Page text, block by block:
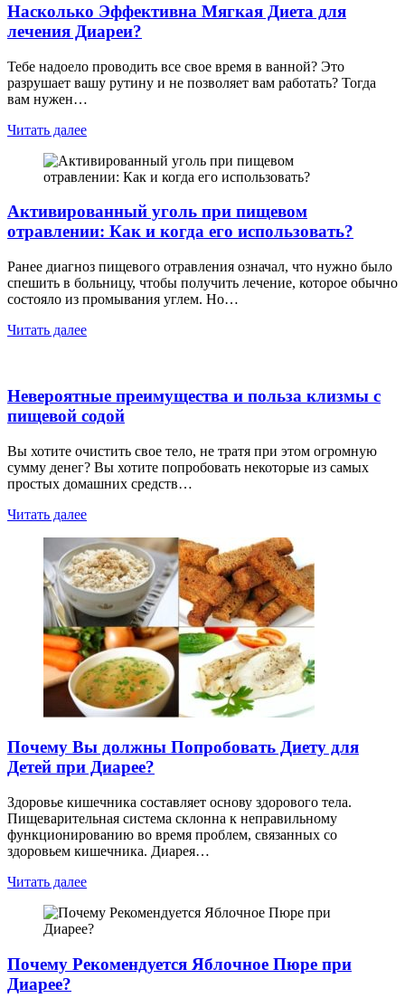
Насколько Эффективна Мягкая Диета для
лечения Диареи?
Тебе надоело проводить все свое время в ванной? Это
разрушает вашу рутину и не позволяет вам работать? Тогда
вам нужен…
Читать далее
Активированный уголь при пищевом
отравлении: Как и когда его использовать?
Ранее диагноз пищевого отравления означал, что нужно было
спешить в больницу, чтобы получить лечение, которое обычно
состояло из промывания углем. Но…
Читать далее
Невероятные преимущества и польза клизмы с
пищевой содой
Вы хотите очистить свое тело, не тратя при этом огромную
сумму денег? Вы хотите попробовать некоторые из самых
простых домашних средств…
Читать далее
Почему Вы должны Попробовать Диету для
Детей при Диарее?
Здоровье кишечника составляет основу здорового тела.
Пищеварительная система склонна к неправильному
функционированию во время проблем, связанных со
здоровьем кишечника. Диарея…
Читать далее
Почему Рекомендуется Яблочное Пюре при
Диарее?